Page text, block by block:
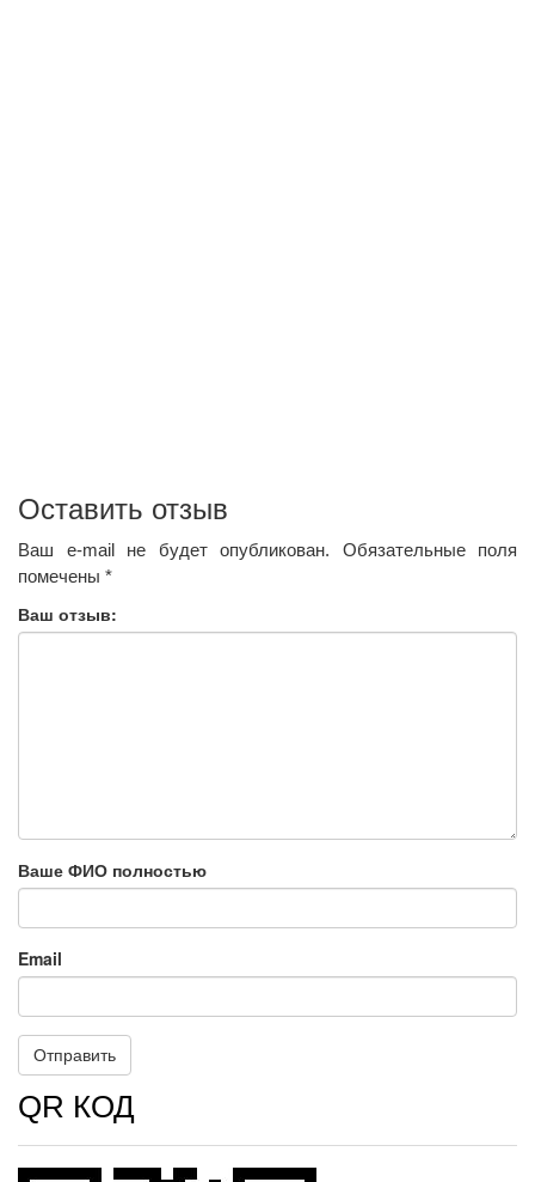
Оставить отзыв
Ваш e-mail не будет опубликован. Обязательные поля
помечены *
Ваш отзыв:
Ваше ФИО полностью
Email
QR КОД